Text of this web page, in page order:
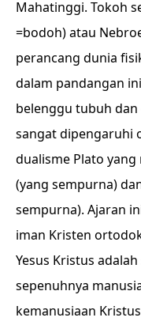
Mahatinggi. Tokoh
=bodoh) atau
perancang dunia
dalam pandangan
belenggu tubuh
sangat dipengaruhi
dualisme Plato
(yang sempurna)
sempurna). Ajaran
iman Kristen
Yesus Kristus
sepenuhnya
kemanusiaan